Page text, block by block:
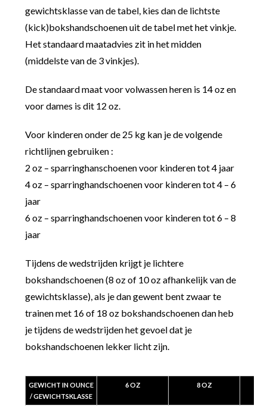
gewichtsklasse van de tabel, kies dan de lichtste
(kick)bokshandschoenen uit de tabel met het vinkje.
Het standaard maatadvies zit in het midden
(middelste van de 3 vinkjes).
De standaard maat voor volwassen heren is 14 oz en
voor dames is dit 12 oz.
Voor kinderen onder de 25 kg kan je de volgende
richtlijnen gebruiken :
2 oz – sparringhanschoenen voor kinderen tot 4 jaar
4 oz – sparringhandschoenen voor kinderen tot 4 – 6
jaar
6 oz – sparringhandschoenen voor kinderen tot 6 – 8
jaar
Tijdens de wedstrijden krijgt je lichtere
bokshandschoenen (8 oz of 10 oz afhankelijk van de
gewichtsklasse), als je dan gewent bent zwaar te
trainen met 16 of 18 oz bokshandschoenen dan heb
je tijdens de wedstrijden het gevoel dat je
bokshandschoenen lekker licht zijn.
GEWICHT IN OUNCE
/ GEWICHTSKLASSE
6 OZ 8 OZ